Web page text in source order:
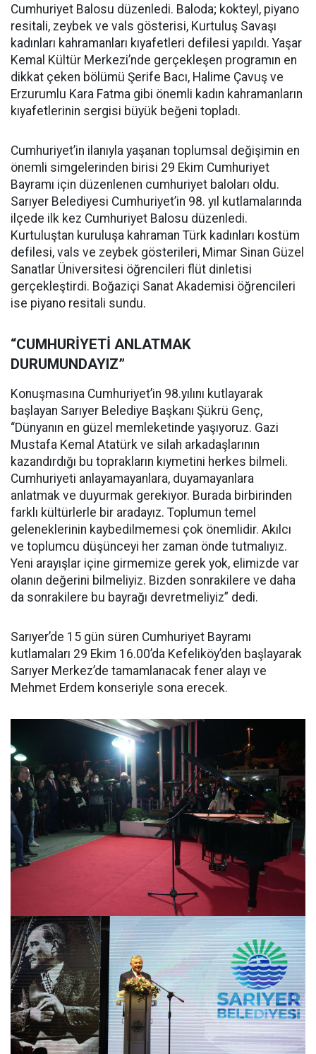
Cumhuriyet Balosu düzenledi. Baloda; kokteyl, piyano
resitali, zeybek ve vals gösterisi, Kurtuluş Savaşı
kadınları kahramanları kıyafetleri defilesi yapıldı. Yaşar
Kemal Kültür Merkezi’nde gerçekleşen programın en
dikkat çeken bölümü Şerife Bacı, Halime Çavuş ve
Erzurumlu Kara Fatma gibi önemli kadın kahramanların
kıyafetlerinin sergisi büyük beğeni topladı.
Cumhuriyet’in ilanıyla yaşanan toplumsal değişimin en
önemli simgelerinden birisi 29 Ekim Cumhuriyet
Bayramı için düzenlenen cumhuriyet baloları oldu.
Sarıyer Belediyesi Cumhuriyet’in 98. yıl kutlamalarında
ilçede ilk kez Cumhuriyet Balosu düzenledi.
Kurtuluştan kuruluşa kahraman Türk kadınları kostüm
defilesi, vals ve zeybek gösterileri, Mimar Sinan Güzel
Sanatlar Üniversitesi öğrencileri flüt dinletisi
gerçekleştirdi. Boğaziçi Sanat Akademisi öğrencileri
ise piyano resitali sundu.
“CUMHURİYETİ ANLATMAK
DURUMUNDAYIZ”
Konuşmasına Cumhuriyet’in 98.yılını kutlayarak
başlayan Sarıyer Belediye Başkanı Şükrü Genç,
“Dünyanın en güzel memleketinde yaşıyoruz. Gazi
Mustafa Kemal Atatürk ve silah arkadaşlarının
kazandırdığı bu toprakların kıymetini herkes bilmeli.
Cumhuriyeti anlayamayanlara, duyamayanlara
anlatmak ve duyurmak gerekiyor. Burada birbirinden
farklı kültürlerle bir aradayız. Toplumun temel
geleneklerinin kaybedilmemesi çok önemlidir. Akılcı
ve toplumcu düşünceyi her zaman önde tutmalıyız.
Yeni arayışlar içine girmemize gerek yok, elimizde var
olanın değerini bilmeliyiz. Bizden sonrakilere ve daha
da sonrakilere bu bayrağı devretmeliyiz” dedi.
Sarıyer’de 15 gün süren Cumhuriyet Bayramı
kutlamaları 29 Ekim 16.00’da Kefeliköy’den başlayarak
Sarıyer Merkez’de tamamlanacak fener alayı ve
Mehmet Erdem konseriyle sona erecek.